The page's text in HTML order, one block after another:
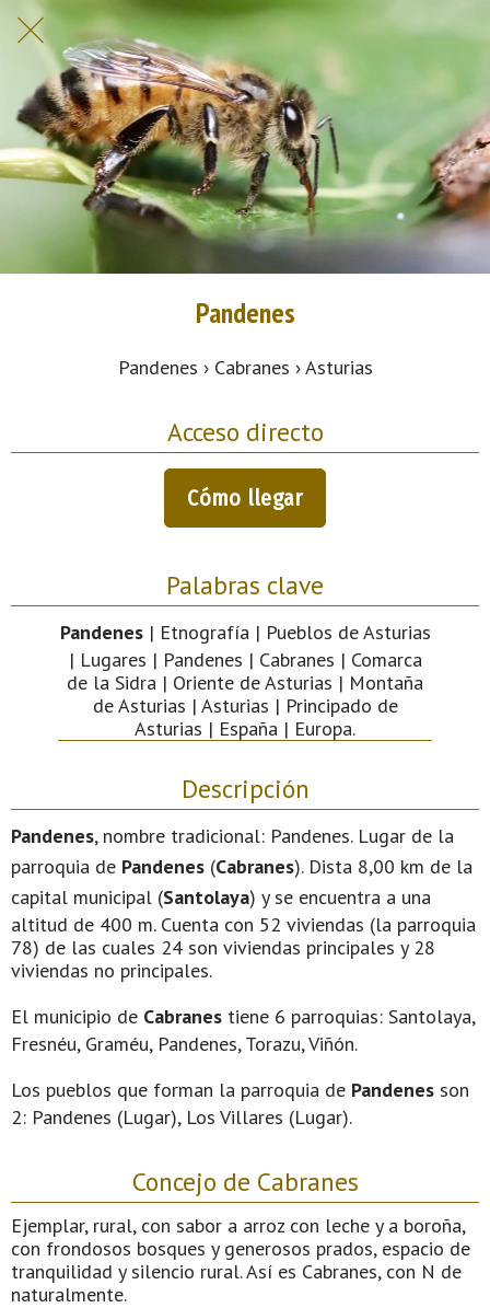
Pandenes
Pandenes › Cabranes › Asturias
Acceso directo
Cómo llegar
Palabras clave
Pandenes| Etnografía | Pueblos de Asturias
| Lugares | Pandenes | Cabranes | Comarca
de la Sidra | Oriente de Asturias | Montaña
de Asturias | Asturias | Principado de
Asturias | España | Europa.
Descripción
Pandenes, nombre tradicional: Pandenes. Lugar de la
parroquia de Pandenes (Cabranes). Dista 8,00 km de la
capital municipal (Santolaya) y se encuentra a una
altitud de 400 m. Cuenta con 52 viviendas (la parroquia
78) de las cuales 24 son viviendas principales y 28
viviendas no principales.
El municipio de Cabranes tiene 6 parroquias: Santolaya,
Fresnéu, Graméu, Pandenes, Torazu, Viñón.
Los pueblos que forman la parroquia de Pandenes son
2: Pandenes (Lugar), Los Villares (Lugar).
Concejo de Cabranes
Ejemplar, rural, con sabor a arroz con leche y a boroña,
con frondosos bosques y generosos prados, espacio de
tranquilidad y silencio rural. Así es Cabranes, con N de
naturalmente.